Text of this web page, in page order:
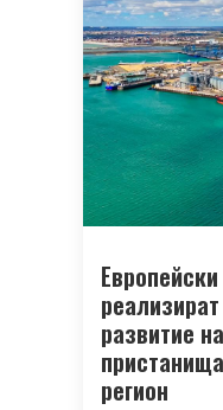
развитие
регион